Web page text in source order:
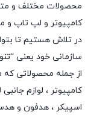
محصولات مختلف و
کامپیوتر و لپ تاپ و
در تلاش هستیم تا
سازمانی خود یعنی
از جمله محصولاتی که
کامپیوتر ، لوازم
اسپیکر ، هدفون و